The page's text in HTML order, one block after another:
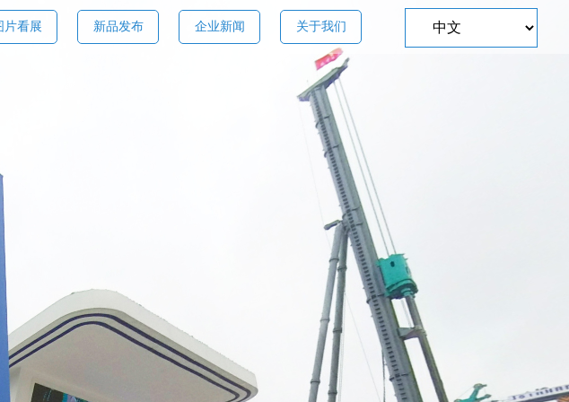
片看展 新品发布 企业新闻 关于我们